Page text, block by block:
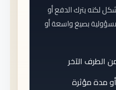
لكنه يترك الدفع أو
بصيغ واسعة أو
الطرف الآخر
مدة مؤثرة